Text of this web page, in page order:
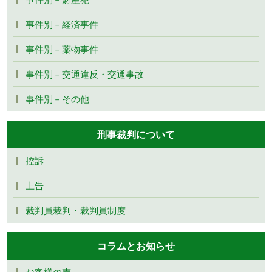
事件別－経済事件
事件別－薬物事件
事件別－交通違反・交通事故
事件別－その他
刑事裁判について
控訴
上告
裁判員裁判・裁判員制度
コラムとお知らせ